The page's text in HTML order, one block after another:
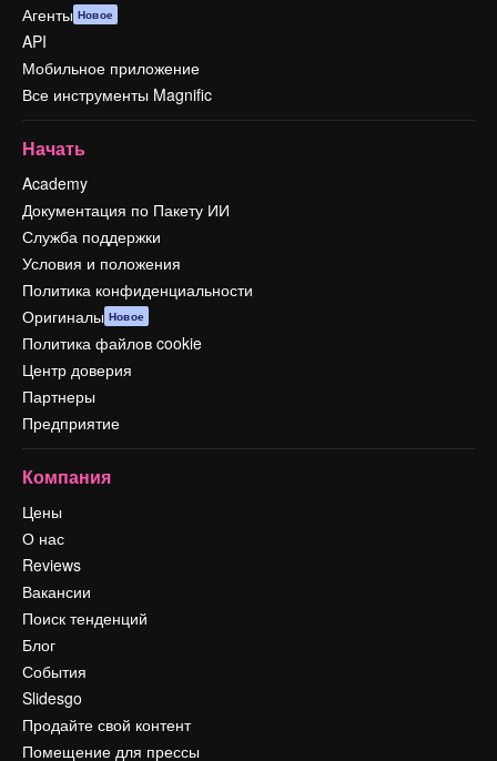
Агенты Новое
API
Мобильное приложение
Все инструменты Magnific
Начать
Academy
Документация по Пакету ИИ
Служба поддержки
Условия и положения
Политика конфиденциальности
Оригиналы Новое
Политика файлов cookie
Центр доверия
Партнеры
Предприятие
Компания
Цены
О нас
Reviews
Вакансии
Поиск тенденций
Блог
События
Slidesgo
Продайте свой контент
Помещение для прессы